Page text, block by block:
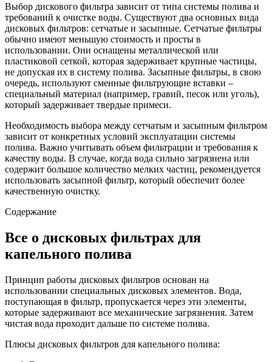
Выбор дискового фильтра зависит от типа системы полива и
требований к очистке воды. Существуют два основных вида
дисковых фильтров: сетчатые и засыпные. Сетчатые фильтры
обычно имеют меньшую стоимость и просты в
использовании. Они оснащены металлической или
пластиковой сеткой, которая задерживает крупные частицы,
не допуская их в систему полива. Засыпные фильтры, в свою
очередь, используют сменные фильтрующие вставки –
специальный материал (например, гравий, песок или уголь),
который задерживает твердые примеси.
Необходимость выбора между сетчатым и засыпным фильтром
зависит от конкретных условий эксплуатации системы
полива. Важно учитывать объем фильтрации и требования к
качеству воды. В случае, когда вода сильно загрязнена или
содержит большое количество мелких частиц, рекомендуется
использовать засыпной фильтр, который обеспечит более
качественную очистку.
Содержание
Все о дисковых фильтрах для
капельного полива
Принцип работы дисковых фильтров основан на
использовании специальных дисковых элементов. Вода,
поступающая в фильтр, пропускается через эти элементы,
которые задерживают все механические загрязнения. Затем
чистая вода проходит дальше по системе полива.
Плюсы дисковых фильтров для капельного полива: